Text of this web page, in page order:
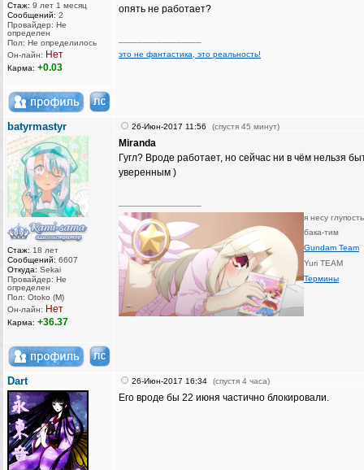
Стаж: 9 лет 1 месяц
Сообщений: 2
Провайдер: Не
определен
Пол: Не определилось
Он-лайн: Нет
Карма: +0.03
опять не работает?
это не фантастика, это реальность!
batyrmastyr
Стаж: 18 лет
Сообщений: 6607
Откуда: Sekai
Провайдер: Не
определен
Пол: Otoko (M)
Он-лайн: Нет
Карма: +36.37
26-Июн-2017 11:56 (спустя 45 минут)
Miranda
Гугл? Вроде работает, но сейчас ни в чём нельзя
уверенным )
я несу
бака-тим
Gundam Team
Yuri TEAM
Термины
Dart 26-Июн-2017 16:34 (спустя 4 часа)
Его вроде бы 22 июня частично блокировали.